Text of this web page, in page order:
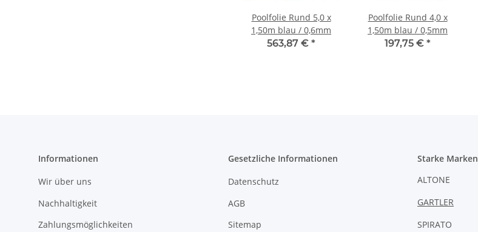
Poolfolie Rund 5,0 x
1,50m blau / 0,6mm
563,87 € *
Poolfolie Rund 4,0 x
1,50m blau / 0,5mm
197,75 € *
Informationen
Wir über uns
Nachhaltigkeit
Zahlungsmöglichkeiten
Gesetzliche Informationen
Datenschutz
AGB
Sitemap
Starke Marken
ALTONE
GARTLER
SPIRATO